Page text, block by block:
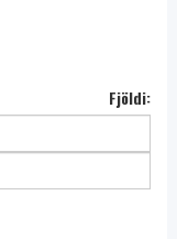
Fjöldi: